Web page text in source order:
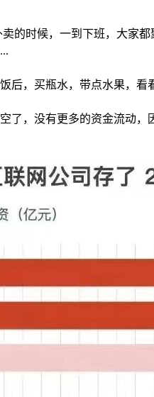
时候，一到下班，大家
，买瓶水，带点水果，
，没有更多的资金流动，